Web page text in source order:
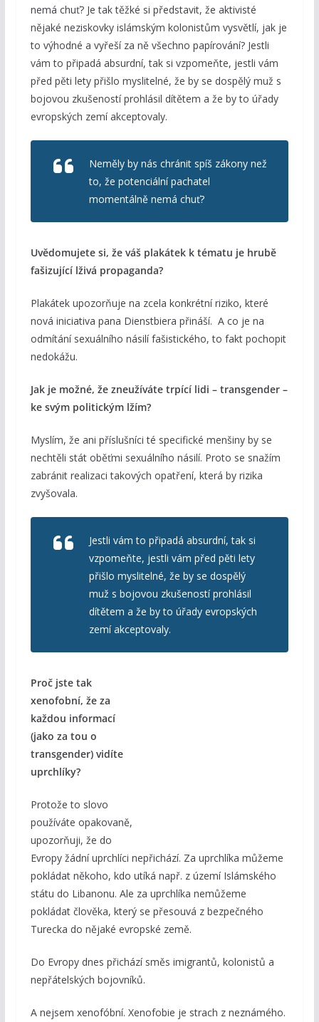
nemá chuť? Je tak těžké si představit, že aktivisté
nějaké neziskovky islámským kolonistům vysvětlí, jak je
to výhodné a vyřeší za ně všechno papírování? Jestli
vám to připadá absurdní, tak si vzpomeňte, jestli vám
před pěti lety přišlo myslitelné, že by se dospělý muž s
bojovou zkušeností prohlásil dítětem a že by to úřady
evropských zemí akceptovaly.
Neměly by nás chránit spíš zákony než
to, že potenciální pachatel
momentálně nemá chuť?
Uvědomujete si, že váš plakátek k tématu je hrubě
fašizující lživá propaganda?
Plakátek upozorňuje na zcela konkrétní riziko, které
nová iniciativa pana Dienstbiera přináší. A co je na
odmítání sexuálního násilí fašistického, to fakt pochopit
nedokážu.
Jak je možné, že zneužíváte trpící lidi – transgender –
ke svým politickým lžím?
Myslím, že ani příslušníci té specifické menšiny by se
nechtěli stát oběťmi sexuálního násilí. Proto se snažím
zabránit realizaci takových opatření, která by rizika
zvyšovala.
Jestli vám to připadá absurdní, tak si
vzpomeňte, jestli vám před pěti lety
přišlo myslitelné, že by se dospělý
muž s bojovou zkušeností prohlásil
dítětem a že by to úřady evropských
zemí akceptovaly.
Proč jste tak
xenofobní, že za
každou informací
(jako za tou o
transgender) vidíte
uprchlíky?
Protože to slovo
používáte opakovaně,
upozorňuji, že do
Evropy žádní uprchlíci nepřichází. Za uprchlíka můžeme
pokládat někoho, kdo utíká např. z území Islámského
státu do Libanonu. Ale za uprchlíka nemůžeme
pokládat člověka, který se přesouvá z bezpečného
Turecka do nějaké evropské země.
Do Evropy dnes přichází směs imigrantů, kolonistů a
nepřátelských bojovníků.
A nejsem xenofóbní. Xenofobie je strach z neznámého.